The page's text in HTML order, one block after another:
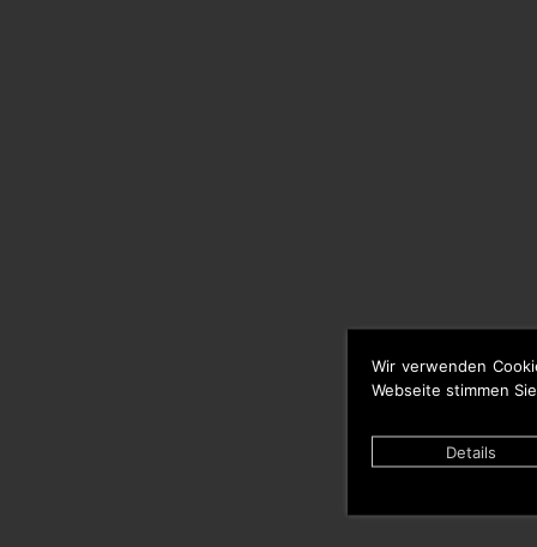
Wir verwenden
Webseite stimmen
Details